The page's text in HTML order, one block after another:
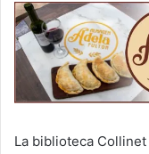
La biblioteca